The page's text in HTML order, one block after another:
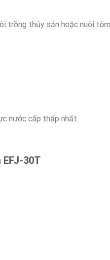
trồng thủy sản hoặc nuôi
nước cấp thấp nhất.
30T